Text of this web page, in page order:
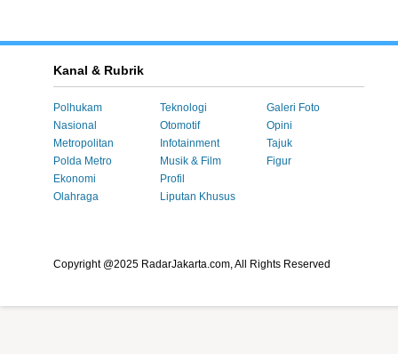
Kanal & Rubrik
Polhukam
Nasional
Metropolitan
Polda Metro
Ekonomi
Olahraga
Teknologi
Otomotif
Infotainment
Musik & Film
Profil
Liputan Khusus
Galeri Foto
Opini
Tajuk
Figur
Copyright @2025 RadarJakarta.com, All Rights Reserved